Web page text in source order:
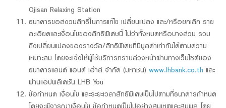
Ojisan Relaxing Station
ธนาคารขอสงวนสิทธิ์ในการแก้ไข เปลี่ยนแปลง และ/หรือยกเลิก ราย
ละเอียดและเงื่อนไขของสิทธิพิเศษนี้ ไม่ว่าทั้งหมดหรือบางส่วน รวม
ถึงเปลี่ยนแปลงของรางวัล/สิทธิพิเศษที่มีมูลค่าเท่ากันได้ตามความ
เหมาะสม โดยจะแจ้งให้ผู้ใช้บริการทราบล่วงหน้าผ่านทางเว็บไซต์ของ
ธนาคารแลนด์ แอนด์ เฮ้าส์ จำกัด (มหาชน) www.lhbank.co.th และ
ผ่านแอปพลิเคชัน LHB You
ข้อกำหนด เงื่อนไข และระยะเวลาสิทธิพิเศษเป็นไปตามที่ธนาคารกำหนด
โดยจะพิจารณาเงื่อนไข ข้อกำหนดเป็นไปอย่างสมเหตุและสมผล โดย